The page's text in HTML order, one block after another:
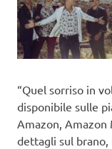
“Quel sorriso in
disponibile sulle
Amazon, Amazon
dettagli sul brano,